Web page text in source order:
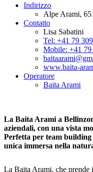
Indirizzo
Alpe Arami,
Contatto
Lisa Sabatini
Tel: +41 79
Mobile: +41 79
www.baita-
Operatore
Baita Arami
La Baita Arami a
aziendali, con una vista
Perfetta per team
unica immersa nella
La Baita Arami, che prende